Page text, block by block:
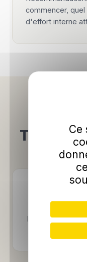
commencer,
d'effort interne
Trois
Huit questions
cocher,
Ce